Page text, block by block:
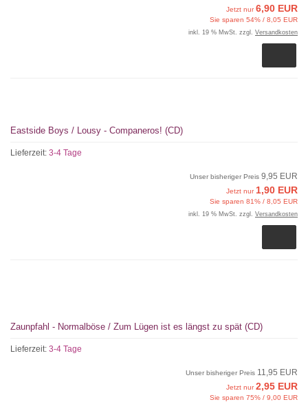
Jetzt nur6,90 EUR
Sie sparen 54% / 8,05 EUR
inkl. 19 % MwSt. zzgl. Versandkosten
Eastside Boys / Lousy - Companeros! (CD)
Lieferzeit: 3-4 Tage
Unser bisheriger Preis 9,95 EUR
Jetzt nur 1,90 EUR
Sie sparen 81% / 8,05 EUR
inkl. 19 % MwSt. zzgl. Versandkosten
Zaunpfahl - Normalböse / Zum Lügen ist es längst zu spät (CD)
Lieferzeit: 3-4 Tage
Unser bisheriger Preis 11,95 EUR
Jetzt nur2,95 EUR
Sie sparen 75% / 9,00 EUR